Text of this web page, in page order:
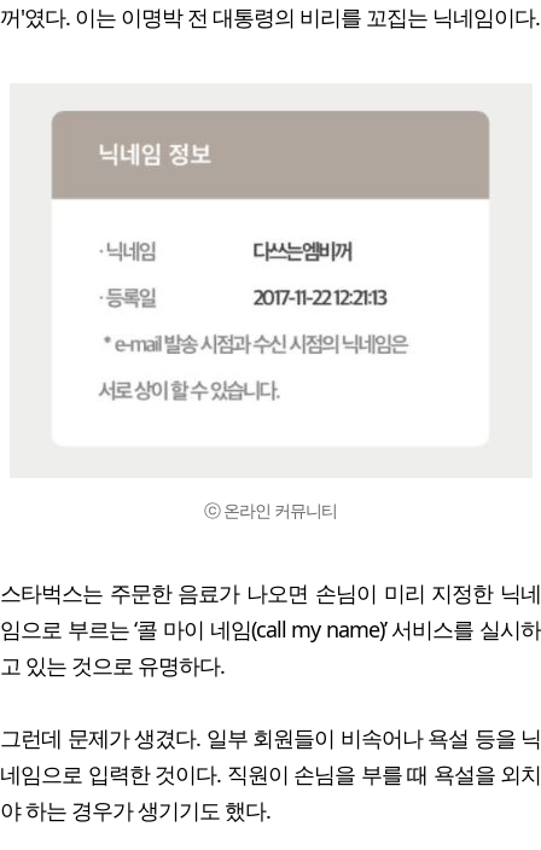
꺼'였다. 이는 이명박 전 대통령의 비리를 꼬집는 닉네임이다.
ⓒ 온라인 커뮤니티
스타벅스는 주문한 음료가 나오면 손님이 미리 지정한 닉네
임으로 부르는 ‘콜 마이 네임(call my name)’ 서비스를 실시하
고 있는 것으로 유명하다.
그런데 문제가 생겼다. 일부 회원들이 비속어나 욕설 등을 닉
네임으로 입력한 것이다. 직원이 손님을 부를 때 욕설을 외치
야 하는 경우가 생기기도 했다.